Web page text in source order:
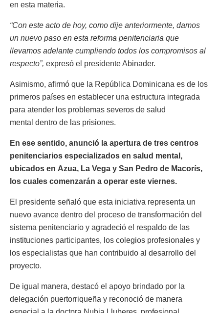
en esta materia.
“Con este acto de hoy, como dije anteriormente, damos
un nuevo paso en esta reforma penitenciaria que
llevamos adelante cumpliendo todos los compromisos al
respecto”, expresó el presidente Abinader.
Asimismo, afirmó que la República Dominicana es de los
primeros países en establecer una estructura integrada
para atender los problemas severos de salud
mental dentro de las prisiones.
En ese sentido, anunció la apertura de tres centros
penitenciarios especializados en salud mental,
ubicados en Azua, La Vega y San Pedro de Macorís,
los cuales comenzarán a operar este viernes.
El presidente señaló que esta iniciativa representa un
nuevo avance dentro del proceso de transformación del
sistema penitenciario y agradeció el respaldo de las
instituciones participantes, los colegios profesionales y
los especialistas que han contribuido al desarrollo del
proyecto.
De igual manera, destacó el apoyo brindado por la
delegación puertorriqueña y reconoció de manera